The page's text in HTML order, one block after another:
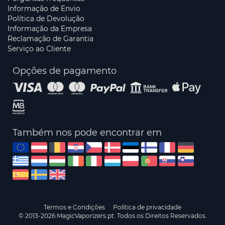
Informação de Envio
Política de Devolução
Informação da Empresa
Reclamação de Garantia
Serviço ao Cliente
Opções de pagamento
Também nos pode encontrar em
Termos e Condições
Política de privacidade
© 2013-2026 MagicVaporizers.pt. Todos os Direitos Reservados.